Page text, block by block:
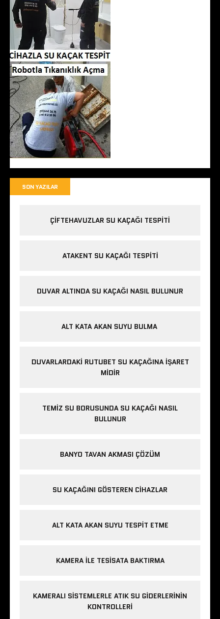
SON YAZILAR
ÇIFTEHAVUZLAR SU KAÇAĞI TESPITI
ATAKENT SU KAÇAĞI TESPITI
DUVAR ALTINDA SU KAÇAĞI NASIL BULUNUR
ALT KATA AKAN SUYU BULMA
DUVARLARDAKI RUTUBET SU KAÇAĞINA İŞARET
MIDIR
TEMIZ SU BORUSUNDA SU KAÇAĞI NASIL
BULUNUR
BANYO TAVAN AKMASI ÇÖZÜM
SU KAÇAĞINI GÖSTEREN CIHAZLAR
ALT KATA AKAN SUYU TESPIT ETME
KAMERA ILE TESISATA BAKTIRMA
KAMERALI SISTEMLERLE ATIK SU GIDERLERININ
KONTROLLERI